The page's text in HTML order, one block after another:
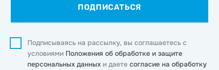
ПОДПИСАТЬСЯ
Подписываясь на рассылку, вы соглашаетесь с
условиями Положения об обработке и защите
персональных данных и даете согласие на обработку